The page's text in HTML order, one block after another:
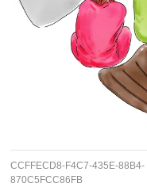
CCFFECD8-F4C7-435E-88B4-
870C5FCC86FB